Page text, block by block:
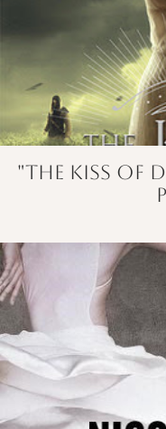
"The Kiss of